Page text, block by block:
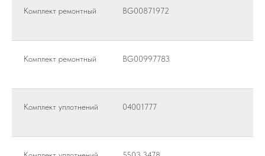
Комплект ремонтный BG00871972
Комплект ремонтный BG00997783
Комплект уплотнений 04001777